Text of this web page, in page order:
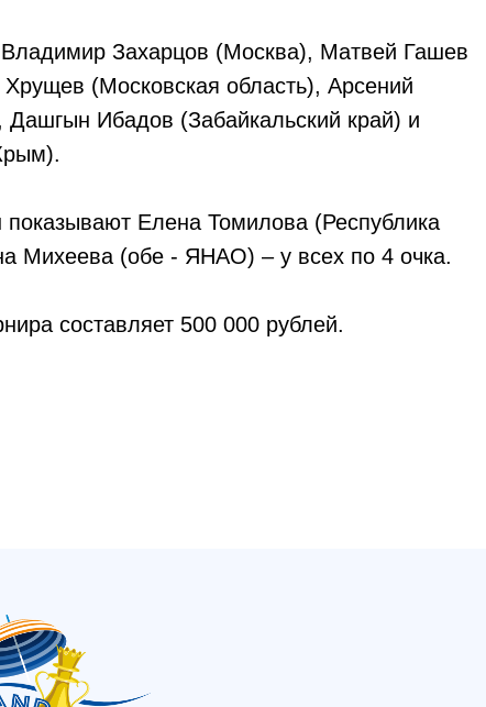
Захарцов (Москва), Матвей Гашев
Хрущев (Московская область), Арсений
Дашгын Ибадов (Забайкальский край) и
Елена Томилова (Республика
Михеева (обе - ЯНАО) – у всех по 4 очка.
составляет 500 000 рублей.